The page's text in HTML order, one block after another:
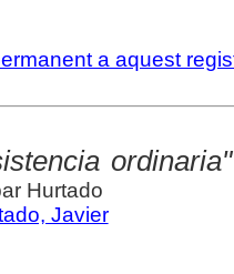
a aquest
Hurtado
Javier